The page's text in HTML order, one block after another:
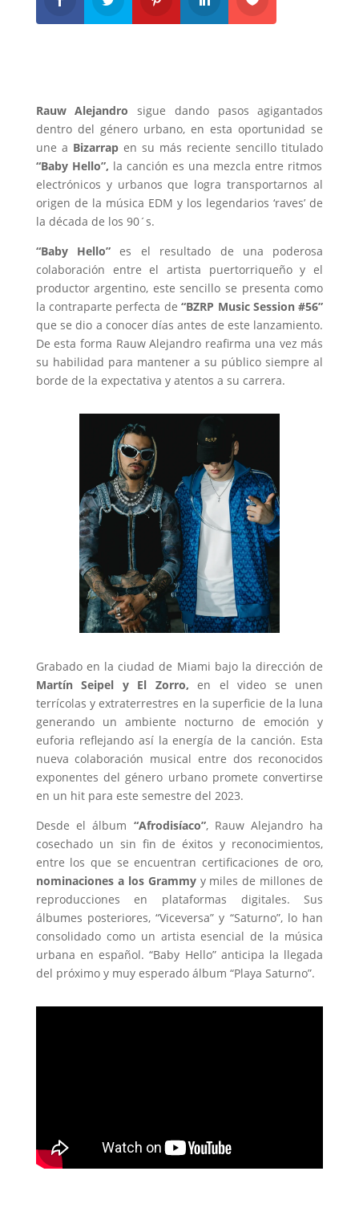
Rauw Alejandro sigue dando pasos agigantados
dentro del género urbano, en esta oportunidad se
une a Bizarrapen su más reciente sencillo titulado
“Baby Hello”, la canción es una mezcla entre ritmos
electrónicos y urbanos que logra transportarnos al
origen de la música EDM y los legendarios ‘raves’ de
la década de los 90´s.
“Baby Hello” es el resultado de una poderosa
colaboración entre el artista puertorriqueño y el
productor argentino, este sencillo se presenta como
la contraparte perfecta de“BZRP Music Session #56”
que se dio a conocer días antes de este lanzamiento.
De esta forma Rauw Alejandro reafirma una vez más
su habilidad para mantener a su público siempre al
borde de la expectativa y atentos a su carrera.
Grabado en la ciudad de Miami bajo la dirección de
Martín Seipel y El Zorro, en el video se unen
terrícolas y extraterrestres en la superficie de la luna
generando un ambiente nocturno de emoción y
euforia reflejando así la energía de la canción. Esta
nueva colaboración musical entre dos reconocidos
exponentes del género urbano promete convertirse
en un hit para este semestre del 2023.
Desde el álbum “Afrodisíaco”, Rauw Alejandro ha
cosechado un sin fin de éxitos y reconocimientos,
entre los que se encuentran certificaciones de oro,
nominaciones a los Grammyy miles de millones de
reproducciones en plataformas digitales. Sus
álbumes posteriores, “Viceversa” y “Saturno”, lo han
consolidado como un artista esencial de la música
urbana en español. “Baby Hello” anticipa la llegada
del próximo y muy esperado álbum “Playa Saturno”.